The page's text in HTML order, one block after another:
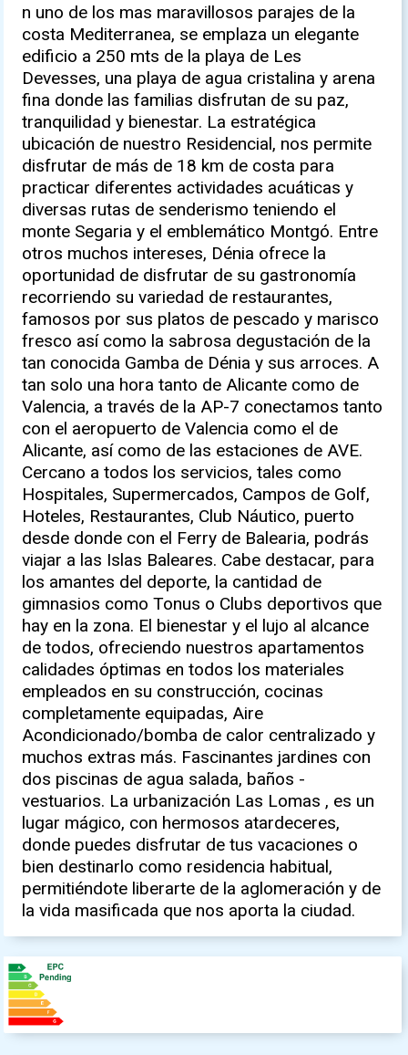
n uno de los mas maravillosos parajes de la
costa Mediterranea, se emplaza un elegante
edificio a 250 mts de la playa de Les
Devesses, una playa de agua cristalina y arena
fina donde las familias disfrutan de su paz,
tranquilidad y bienestar. La estratégica
ubicación de nuestro Residencial, nos permite
disfrutar de más de 18 km de costa para
practicar diferentes actividades acuáticas y
diversas rutas de senderismo teniendo el
monte Segaria y el emblemático Montgó. Entre
otros muchos intereses, Dénia ofrece la
oportunidad de disfrutar de su gastronomía
recorriendo su variedad de restaurantes,
famosos por sus platos de pescado y marisco
fresco así como la sabrosa degustación de la
tan conocida Gamba de Dénia y sus arroces. A
tan solo una hora tanto de Alicante como de
Valencia, a través de la AP-7 conectamos tanto
con el aeropuerto de Valencia como el de
Alicante, así como de las estaciones de AVE.
Cercano a todos los servicios, tales como
Hospitales, Supermercados, Campos de Golf,
Hoteles, Restaurantes, Club Náutico, puerto
desde donde con el Ferry de Balearia, podrás
viajar a las Islas Baleares. Cabe destacar, para
los amantes del deporte, la cantidad de
gimnasios como Tonus o Clubs deportivos que
hay en la zona. El bienestar y el lujo al alcance
de todos, ofreciendo nuestros apartamentos
calidades óptimas en todos los materiales
empleados en su construcción, cocinas
completamente equipadas, Aire
Acondicionado/bomba de calor centralizado y
muchos extras más. Fascinantes jardines con
dos piscinas de agua salada, baños -
vestuarios. La urbanización Las Lomas , es un
lugar mágico, con hermosos atardeceres,
donde puedes disfrutar de tus vacaciones o
bien destinarlo como residencia habitual,
permitiéndote liberarte de la aglomeración y de
la vida masificada que nos aporta la ciudad.